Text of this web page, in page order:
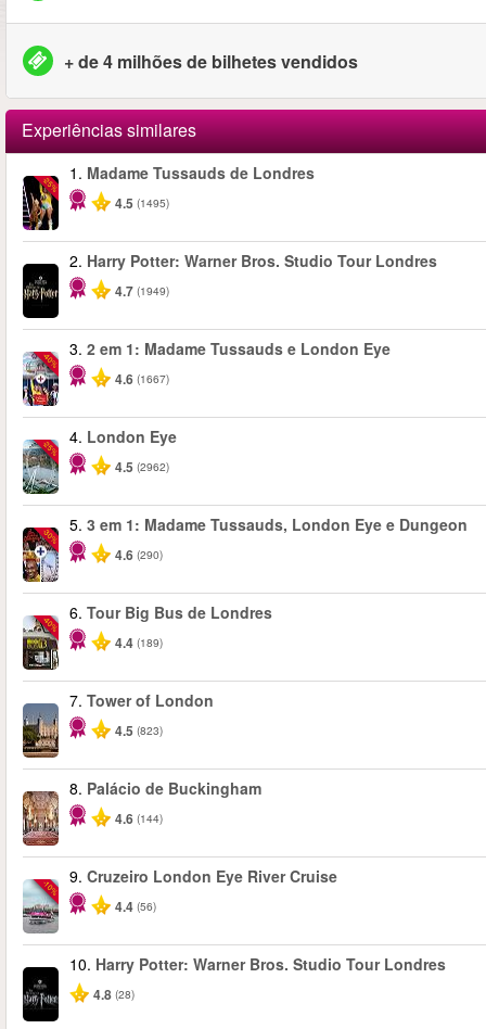
+ de 4 milhões de bilhetes vendidos
Experiências similares
-25%
1. Madame Tussauds de Londres
4.5 (1495)
2. Harry Potter: Warner Bros. Studio Tour Londres
4.7 (1949)
-40%
3. 2 em 1: Madame Tussauds e London Eye
4.6 (1667)
-25%
4. London Eye
4.5 (2962)
-30%
5. 3 em 1: Madame Tussauds, London Eye e Dungeon
4.6 (290)
-40%
6. Tour Big Bus de Londres
4.4 (189)
7. Tower of London
4.5 (823)
8. Palácio de Buckingham
4.6 (144)
-10%
9. Cruzeiro London Eye River Cruise
4.4 (56)
10. Harry Potter: Warner Bros. Studio Tour Londres
4.8 (28)